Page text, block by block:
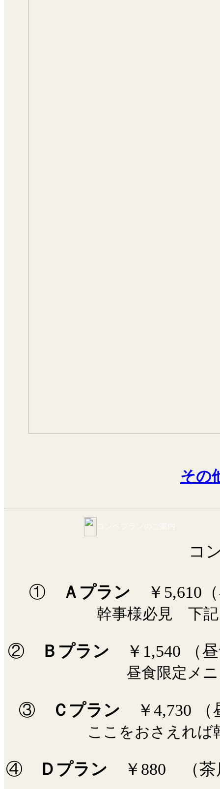
その
コンペプランのご案内
コ
① Ａプラン ￥5,610
幹事様必見 下記
② Ｂプラン ￥
昼食限定メ
③ Ｃプラン ￥4,730
ここをおさえれば
④ Ｄプラン ￥